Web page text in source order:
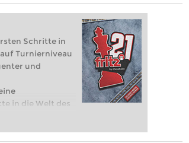
Schritte in
Turnierniveau
und
in die Welt des
spielen: Mit